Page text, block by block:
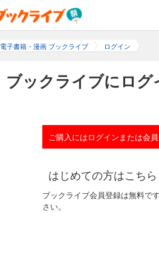
電子書籍・漫画 ブックライブ ログイン
ブックライブにログ
ご購入にはログインまたは会
はじめての方はこちら
ブックライブ会員登録は無料で
さい。